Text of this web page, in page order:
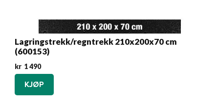
Lagringstrekk/regntrekk 210x200x70 cm
(600153)
kr 1 490
KJØP